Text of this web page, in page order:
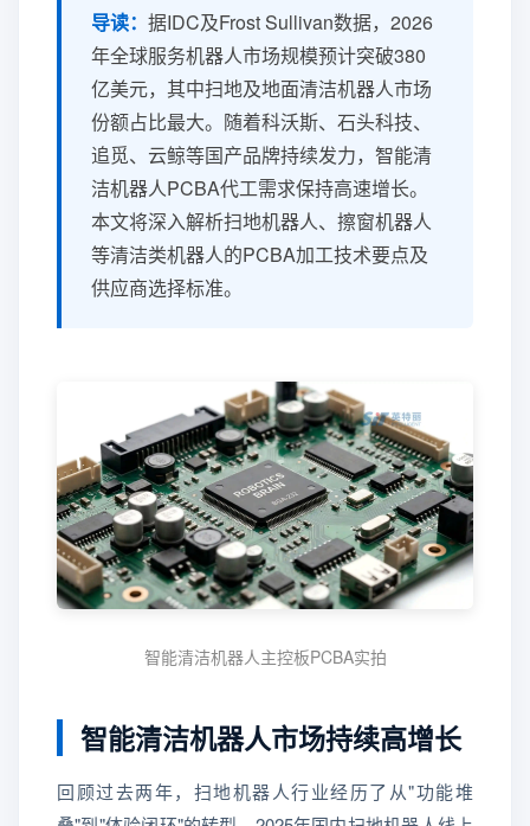
导读： 据IDC及Frost Sullivan数据，2026
年全球服务机器人市场规模预计突破380
亿美元，其中扫地及地面清洁机器人市场
份额占比最大。随着科沃斯、石头科技、
追觅、云鲸等国产品牌持续发力，智能清
洁机器人PCBA代工需求保持高速增长。
本文将深入解析扫地机器人、擦窗机器人
等清洁类机器人的PCBA加工技术要点及
供应商选择标准。
智能清洁机器人主控板PCBA实拍
智能清洁机器人市场持续高增长
回顾过去两年，扫地机器人行业经历了从"功能堆